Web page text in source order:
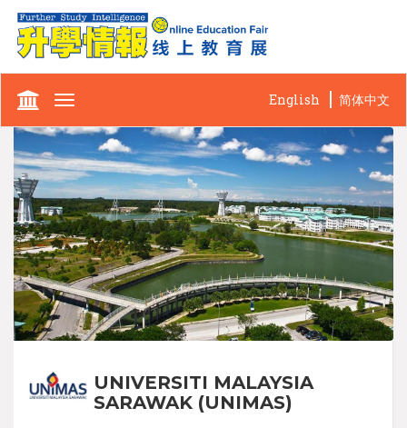
Toggle
English 简体中文
UNIVERSITI MALAYSIA
SARAWAK (UNIMAS)